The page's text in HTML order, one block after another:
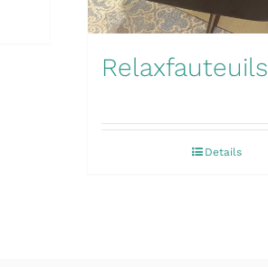
Relaxfauteuils
Details